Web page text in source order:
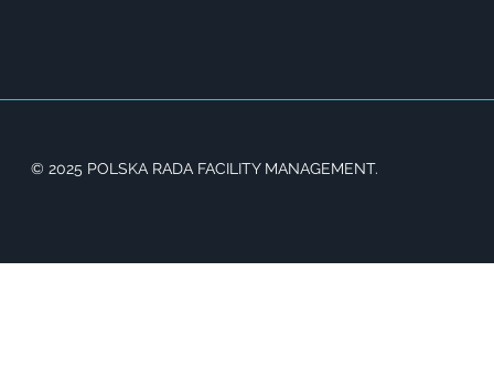
© 2025 POLSKA RADA FACILITY MANAGEMENT.